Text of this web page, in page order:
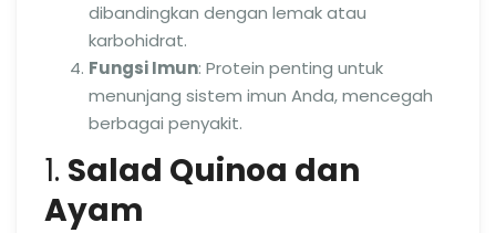
dibandingkan dengan lemak atau
karbohidrat.
Fungsi Imun: Protein penting untuk
menunjang sistem imun Anda, mencegah
berbagai penyakit.
1. Salad Quinoa dan
Ayam